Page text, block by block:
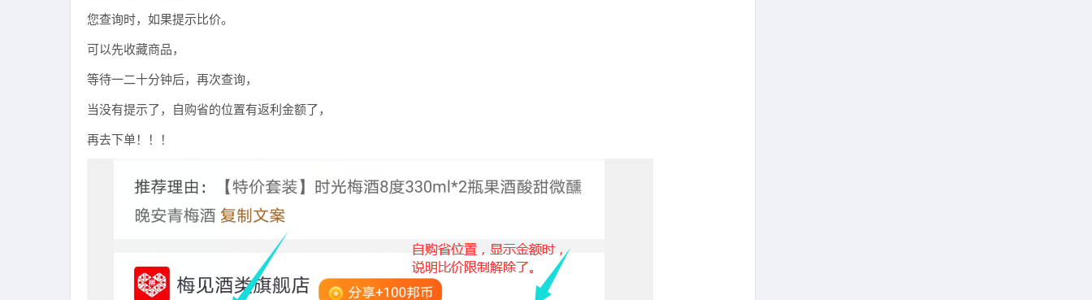
您查询时，如果提示比价。
可以先收藏商品，
等待一二十分钟后，再次查询，
当没有提示了，自购省的位置有返利金额了，
再去下单！！！